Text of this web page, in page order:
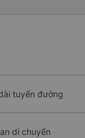
tuyến đường
di chuyển